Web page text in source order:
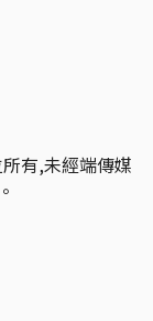
有,未經端傳媒